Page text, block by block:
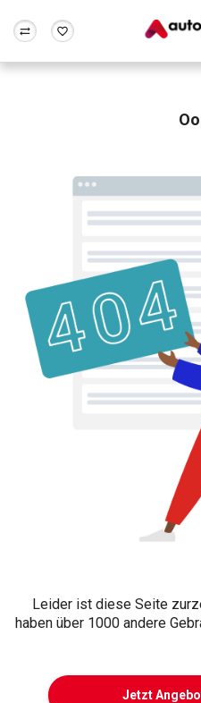
Rund um die
Leider ist diese Seite
haben über 1000 andere
Jetzt